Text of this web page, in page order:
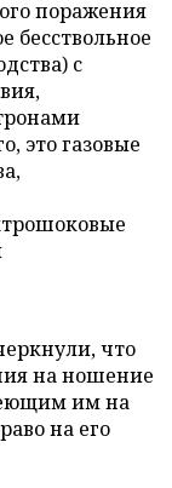
поражения
бесствольное
с
это газовые
что
на ношение
им на
на его